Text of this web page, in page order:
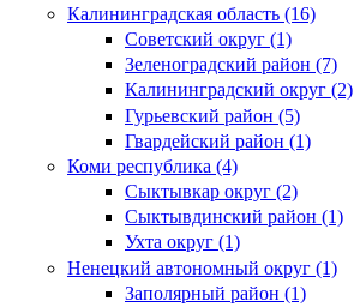
Калининградская область (16)
Советский округ (1)
Зеленоградский район (7)
Калининградский округ (2)
Гурьевский район (5)
Гвардейский район (1)
Коми республика (4)
Сыктывкар округ (2)
Сыктывдинский район (1)
Ухта округ (1)
Ненецкий автономный округ (1)
Заполярный район (1)